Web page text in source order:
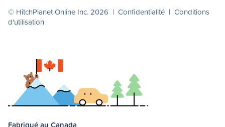
© HitchPlanet Online Inc. 2026 | Confidentialité | Conditions
d'utilisation
Fabriqué au Canada